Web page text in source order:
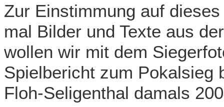
Zur Einstimmung auf
mal Bilder und Texte aus
wollen wir mit dem
Spielbericht zum Pokalsieg
Floh-Seligenthal damals